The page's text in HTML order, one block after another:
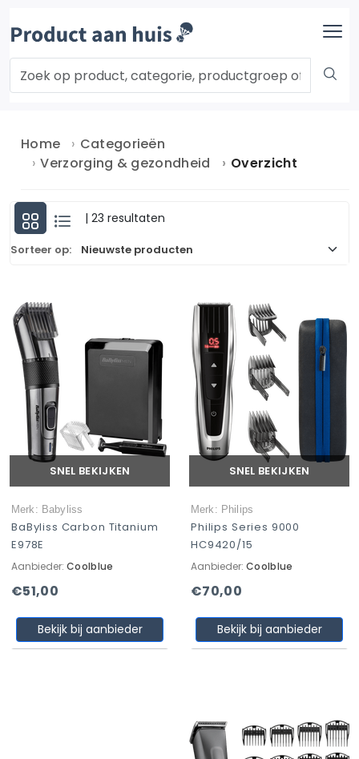
Home
Categorieën
Verzorging & gezondheid
Overzicht
| 23 resultaten
Sorteer op:
SNEL BEKIJKEN
Merk: Babyliss
BaByliss Carbon Titanium
E978E
Aanbieder: Coolblue
€51,00
Bekijk bij aanbieder
SNEL BEKIJKEN
Merk: Philips
Philips Series 9000
HC9420/15
Aanbieder: Coolblue
€70,00
Bekijk bij aanbieder